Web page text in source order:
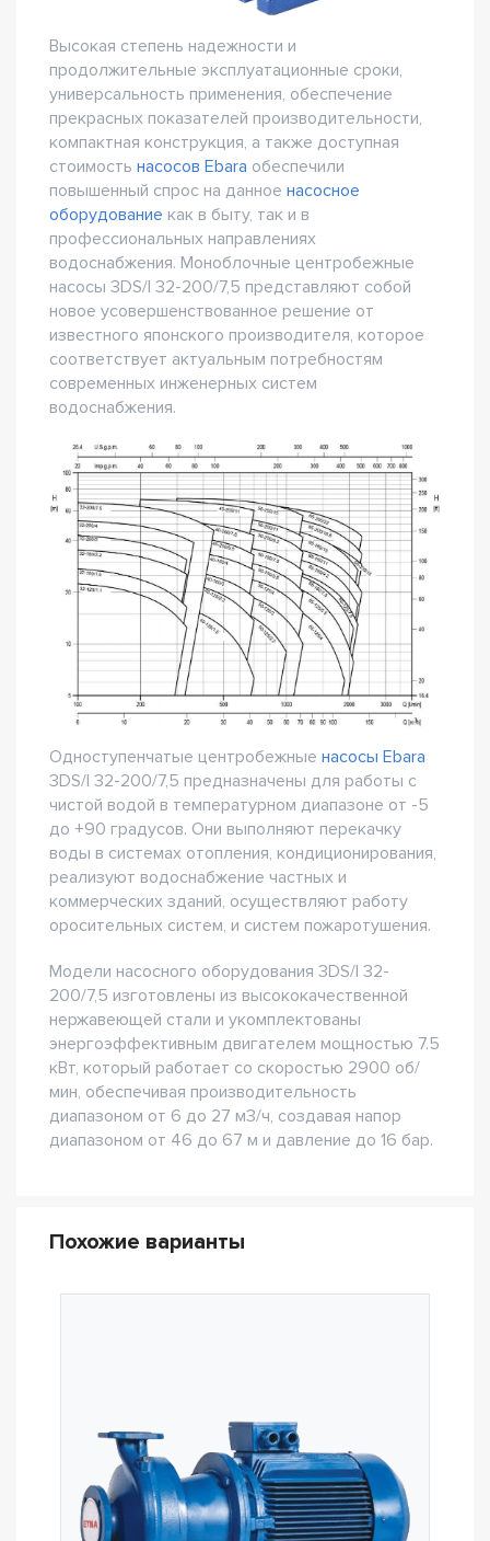
Высокая степень надежности и
продолжительные эксплуатационные сроки,
универсальность применения, обеспечение
прекрасных показателей производительности,
компактная конструкция, а также доступная
стоимость насосов Ebara обеспечили
повышенный спрос на данное насосное
оборудование как в быту, так и в
профессиональных направлениях
водоснабжения. Моноблочные центробежные
насосы 3DS/I 32-200/7,5 представляют собой
новое усовершенствованное решение от
известного японского производителя, которое
соответствует актуальным потребностям
современных инженерных систем
водоснабжения.
Одноступенчатые центробежные насосы Ebara
3DS/I 32-200/7,5 предназначены для работы с
чистой водой в температурном диапазоне от -5
до +90 градусов. Они выполняют перекачку
воды в системах отопления, кондиционирования,
реализуют водоснабжение частных и
коммерческих зданий, осуществляют работу
оросительных систем, и систем пожаротушения.
Модели насосного оборудования 3DS/I 32-
200/7,5 изготовлены из высококачественной
нержавеющей стали и укомплектованы
энергоэффективным двигателем мощностью 7.5
кВт, который работает со скоростью 2900 об/
мин, обеспечивая производительность
диапазоном от 6 до 27 м3/ч, создавая напор
диапазоном от 46 до 67 м и давление до 16 бар.
Похожие варианты